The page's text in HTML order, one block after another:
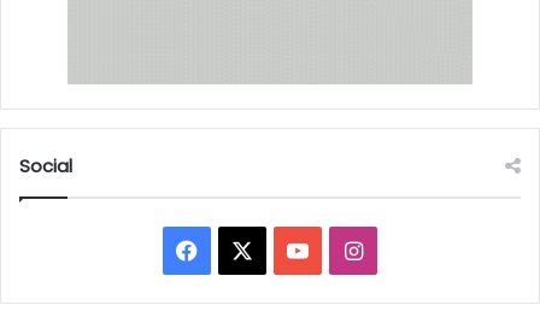
Social
Facebook YouTubeInstagram